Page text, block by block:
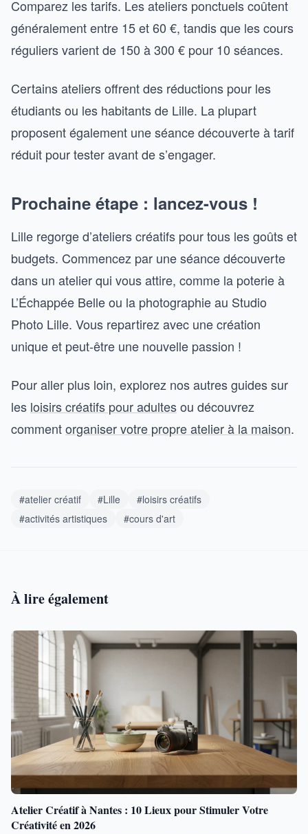
Comparez les tarifs. Les ateliers ponctuels coûtent
généralement entre 15 et 60 €, tandis que les cours
réguliers varient de 150 à 300 € pour 10 séances.
Certains ateliers offrent des réductions pour les
étudiants ou les habitants de Lille. La plupart
proposent également une séance découverte à tarif
réduit pour tester avant de s’engager.
Prochaine étape : lancez-vous !
Lille regorge d’ateliers créatifs pour tous les goûts et
budgets. Commencez par une séance découverte
dans un atelier qui vous attire, comme la poterie à
L’Échappée Belle ou la photographie au Studio
Photo Lille. Vous repartirez avec une création
unique et peut-être une nouvelle passion !
Pour aller plus loin, explorez nos autres guides sur
les loisirs créatifs pour adultesou découvrez
commentorganiser votre propre atelier à la maison.
#atelier créatif #Lille
#loisirs créatifs
#activités artistiques
#cours d'art
À lire également
Atelier Créatif à Nantes : 10 Lieux pour Stimuler Votre
Créativité en 2026